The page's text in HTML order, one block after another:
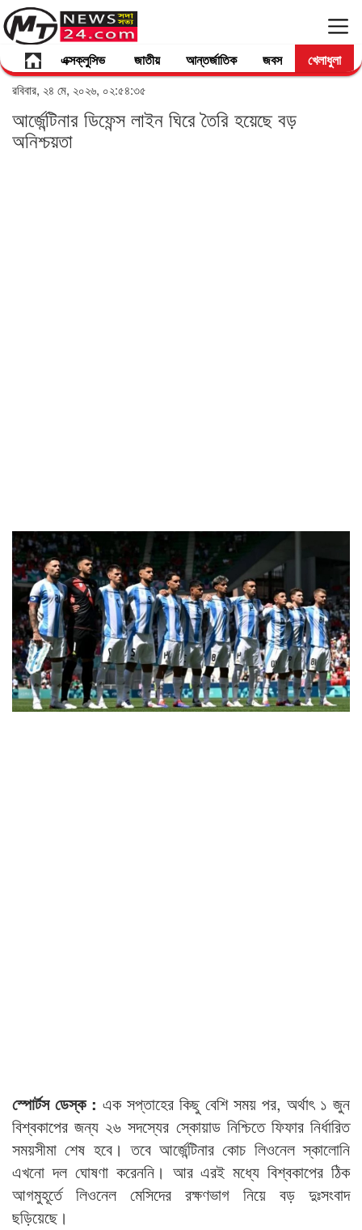
এক্সক্লুসিভ জাতীয় আন্তর্জাতিক জবস খেলাধুলা
রবিবার, ২৪ মে, ২০২৬, ০২:৫৪:৩৫
আর্জেন্টিনার ডিফেন্স লাইন ঘিরে তৈরি হয়েছে বড়
অনিশ্চয়তা
স্পোর্টস ডেস্ক : এক সপ্তাহের কিছু বেশি সময় পর, অর্থাৎ ১ জুন
বিশ্বকাপের জন্য ২৬ সদস্যের স্কোয়াড নিশ্চিতে ফিফার নির্ধারিত
সময়সীমা শেষ হবে। তবে আর্জেন্টিনার কোচ লিওনেল স্কালোনি
এখনো দল ঘোষণা করেননি। আর এরই মধ্যে বিশ্বকাপের ঠিক
আগমুহূর্তে লিওনেল মেসিদের রক্ষণভাগ নিয়ে বড় দুঃসংবাদ
ছড়িয়েছে।